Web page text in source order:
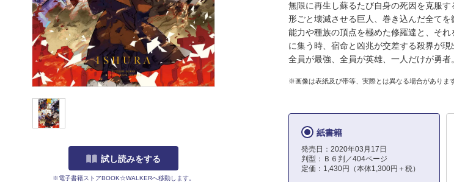
試し読みをする
※電子書籍ストアBOOK☆WALKERへ移動します。
無限に再生し蘇るたび自身の死因を克服
形ごと壊滅させる巨人、巻き込んだ全て
能力や種族の頂点を極めた修羅達と、そ
に集う時、宿命と凶兆が交差する殺界が現
全員が最強、全員が英雄、一人だけが勇者
※画像は表紙及び帯等、実際とは異なる場合があります
紙書籍
発売日：2020年03月17日
判型：Ｂ６判／404ページ
定価：1,430円（本体1,300円＋税）